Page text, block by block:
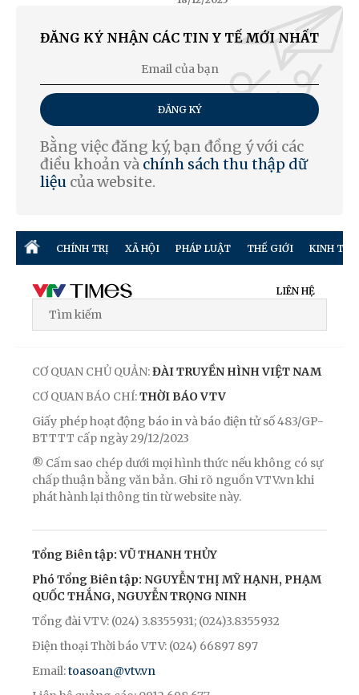
ĐĂNG KÝ NHẬN CÁC TIN Y TẾ MỚI NHẤT
ĐĂNG KÝ
Bằng việc đăng ký, bạn đồng ý với các
điều khoản và chính sách thu thập dữ
liệu của website.
CHÍNH TRỊ XÃ HỘI PHÁP LUẬT THẾ GIỚI KINH TẾ
LIÊN HỆ
CƠ QUAN CHỦ QUẢN:ĐÀI TRUYỀN HÌNH VIỆT NAM
CƠ QUAN BÁO CHÍ:THỜI BÁO VTV
Giấy phép hoạt động báo in và báo điện tử số 483/GP-
BTTTT cấp ngày 29/12/2023
® Cấm sao chép dưới mọi hình thức nếu không có sự
chấp thuận bằng văn bản. Ghi rõ nguồn VTV.vn khi
phát hành lại thông tin từ website này.
Tổng Biên tập: VŨ THANH THỦY
Phó Tổng Biên tập: NGUYỄN THỊ MỸ HẠNH, PHẠM
QUỐC THẮNG, NGUYỄN TRỌNG NINH
Tổng đài VTV: (024) 3.8355931; (024)3.8355932
Điện thoại Thời báo VTV: (024) 66897 897
Email:toasoan@vtv.vn